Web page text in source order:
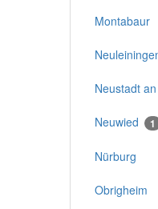
Montabaur
Neustadt
Neuwied 1
Nürburg
Obrigheim